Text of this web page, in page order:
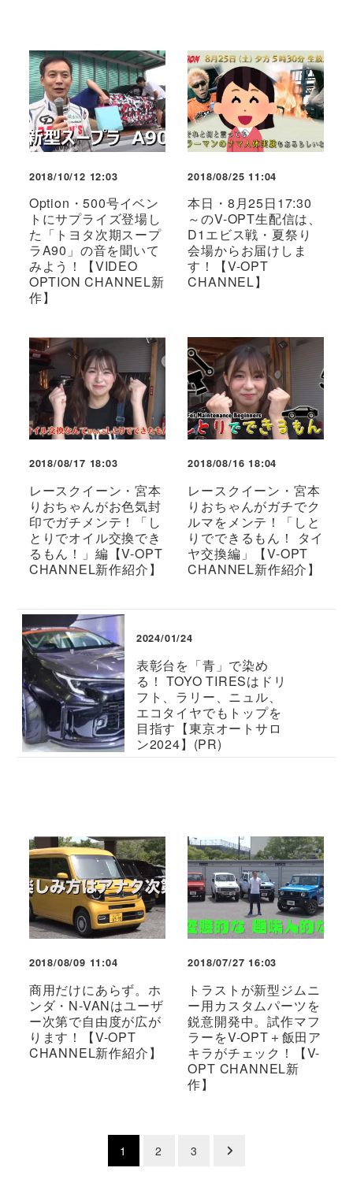
2018/10/12 12:03
Option・500号イベン
トにサプライズ登場し
た「トヨタ次期スープ
ラA90」の音を聞いて
みよう！【VIDEO
OPTION CHANNEL新
作】
2018/08/25 11:04
本日・8月25日17:30
～のV-OPT生配信は、
D1エビス戦・夏祭り
会場からお届けしま
す！【V-OPT
CHANNEL】
2018/08/17 18:03
レースクイーン・宮本
りおちゃんがお色気封
印でガチメンテ！「し
とりでオイル交換でき
るもん！」編【V-OPT
CHANNEL新作紹介】
2018/08/16 18:04
レースクイーン・宮本
りおちゃんがガチでク
ルマをメンテ！「しと
りでできるもん！ タイ
ヤ交換編」【V-OPT
CHANNEL新作紹介】
2024/01/24
表彰台を「青」で染め
る！ TOYO TIRESはドリ
フト、ラリー、ニュル、
エコタイヤでもトップを
目指す【東京オートサロ
ン2024】(PR)
2018/08/09 11:04
商用だけにあらず。ホ
ンダ・N-VANはユーザ
ー次第で自由度が広が
ります！【V-OPT
CHANNEL新作紹介】
2018/07/27 16:03
トラストが新型ジムニ
ー用カスタムパーツを
鋭意開発中。試作マフ
ラーをV-OPT＋飯田ア
キラがチェック！【V-
OPT CHANNEL新
作】
1 2 3